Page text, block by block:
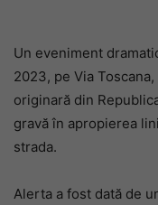
Un eveniment
2023, pe Via
originară din
gravă în apropierea
strada.
Alerta a fost dată de